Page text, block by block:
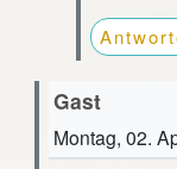
Gast
Montag, 02.